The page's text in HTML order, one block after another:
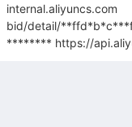
internal.aliyuncs.com
bid/detail/
******** https://